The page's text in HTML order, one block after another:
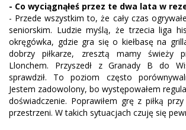
- Co wyciągnąłeś przez te dwa lata w
- Przede wszystkim to, że cały czas
seniorskim. Ludzie myślą, że trzecia liga
okręgówka, gdzie gra się o kiełbasę na
dobrzy piłkarze, zresztą mamy świeży
Llonchem. Przyszedł z Granady B do
sprawdził. To poziom często
Jestem zadowolony, bo występowałem
doświadczenie. Poprawiłem grę z piłką
przestrzeni. W takich sytuacjach czuję się